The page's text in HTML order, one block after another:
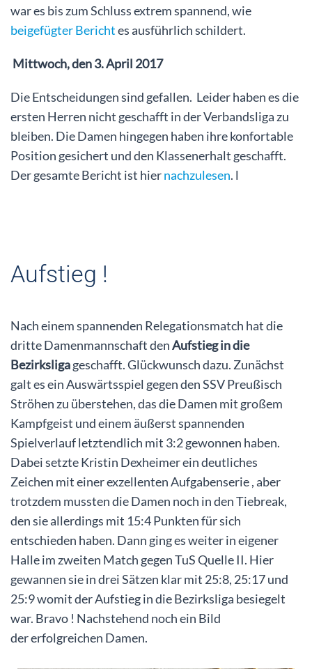
war es bis zum Schluss extrem spannend, wie
beigefügter Berichtes ausführlich schildert.
Mittwoch, den 3. April 2017
Die Entscheidungen sind gefallen. Leider haben es die
ersten Herren nicht geschafft in der Verbandsliga zu
bleiben. Die Damen hingegen haben ihre konfortable
Position gesichert und den Klassenerhalt geschafft.
Der gesamte Bericht ist hiernachzulesen. l
Aufstieg !
Nach einem spannenden Relegationsmatch hat die
dritte Damenmannschaft denAufstieg in die
Bezirksligageschafft. Glückwunsch dazu. Zunächst
galt es ein Auswärtsspiel gegen den SSV Preußisch
Ströhen zu überstehen, das die Damen mit großem
Kampfgeist und einem äußerst spannenden
Spielverlauf letztendlich mit 3:2 gewonnen haben.
Dabei setzte Kristin Dexheimer ein deutliches
Zeichen mit einer exzellenten Aufgabenserie , aber
trotzdem mussten die Damen noch in den Tiebreak,
den sie allerdings mit 15:4 Punkten für sich
entschieden haben. Dann ging es weiter in eigener
Halle im zweiten Match gegen TuS Quelle II. Hier
gewannen sie in drei Sätzen klar mit 25:8, 25:17 und
25:9 womit der Aufstieg in die Bezirksliga besiegelt
war. Bravo ! Nachstehend noch ein Bild
der erfolgreichen Damen.